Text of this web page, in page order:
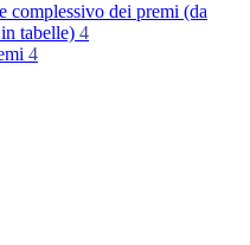
complessivo dei premi (da
tabelle) 4
4